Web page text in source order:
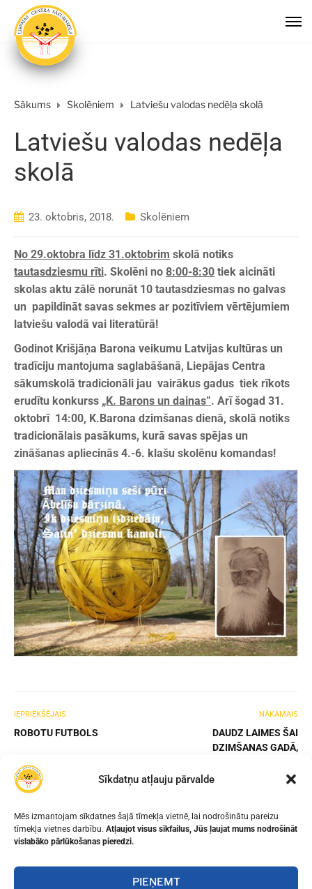
Sīkdatņu atļauju pārvalde
Mēs izmantojam sīkdatnes šajā tīmekļa vietnē, lai nodrošinātu pareizu
tīmekļa vietnes darbību. Atļaujot visus sīkfailus, Jūs ļaujat mums nodrošināt
vislabāko pārlūkošanas pieredzi.
PIEŅEMT
Sākums Skolēniem Latviešu valodas nedēļa skolā
Latviešu valodas nedēļa
skolā
23. oktobris, 2018. Skolēniem
No 29.oktobra līdz 31.oktobrim skolā notiks
tautasdziesmu rīti. Skolēni no 8:00-8:30 tiek aicināti
skolas aktu zālē norunāt 10 tautasdziesmas no galvas
un papildināt savas sekmes ar pozitīviem vērtējumiem
latviešu valodā vai literatūrā!
Godinot Krišjāņa Barona veikumu Latvijas kultūras un
tradīciju mantojuma saglabāšanā, Liepājas Centra
sākumskolā tradicionāli jau vairākus gadus tiek rīkots
erudītu konkurss „K. Barons un dainas”. Arī šogad 31.
oktobrī 14:00, K.Barona dzimšanas dienā, skolā notiks
tradicionālais pasākums, kurā savas spējas un
zināšanas apliecinās 4.-6. klašu skolēnu komandas!
IEPRIEKŠĒJAIS
ROBOTU FUTBOLS
NĀKAMAIS
DAUDZ LAIMES ŠAI
DZIMŠANAS GADĀ,